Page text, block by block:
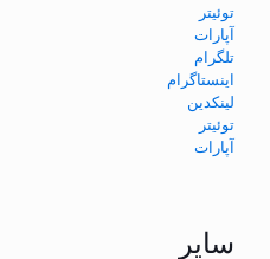
توئیتر
آپارات
تلگرام
اینستاگرام
لینکدین
توئیتر
آپارات
سایر